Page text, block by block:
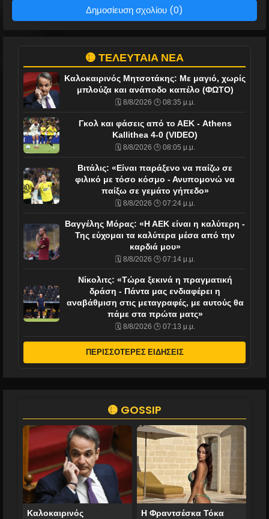
Δημοσίευση σχολίου (0)
🟡 ΤΕΛΕΥΤΑΙΑ ΝΕΑ
Καλοκαιρινός Μητσοτάκης: Με μαγιό, χωρίς
μπλούζα και ανάποδο καπέλο (ΦΩΤΟ)
🗓️ 8/8/2026 🕒 08:35 μ.μ.
Γκολ και φάσεις από το ΑΕΚ - Athens
Kallithea 4-0 (VIDEO)
🗓️ 8/8/2026 🕒 08:05 μ.μ.
Βιτάλις: «Είναι παράξενο να παίζω σε
φιλικό με τόσο κόσμο - Ανυπομονώ να
παίξω σε γεμάτο γήπεδο»
🗓️ 8/8/2026 🕒 07:24 μ.μ.
Βαγγέλης Μόρας: «Η ΑΕΚ είναι η καλύτερη -
Της εύχομαι τα καλύτερα μέσα από την
καρδιά μου»
🗓️ 8/8/2026 🕒 07:14 μ.μ.
Νίκολιτς: «Τώρα ξεκινά η πραγματική
δράση - Πάντα μας ενδιαφέρει η
αναβάθμιση στις μεταγραφές, με αυτούς θα
πάμε στα πρώτα ματς»
🗓️ 8/8/2026 🕒 07:13 μ.μ.
ΠΕΡΙΣΣΟΤΕΡΕΣ ΕΙΔΗΣΕΙΣ
🟡 GOSSIP
Καλοκαιρινός
Η Φραντσέσκα Τόκα